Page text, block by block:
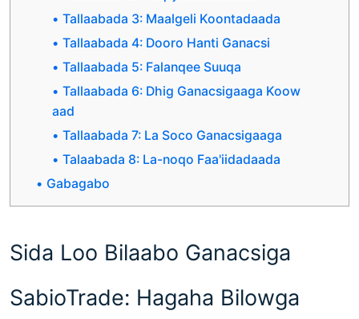
Tallaabada 3: Maalgeli Koontadaada
Tallaabada 4: Dooro Hanti Ganacsi
Tallaabada 5: Falanqee Suuqa
Tallaabada 6: Dhig Ganacsigaaga Koow
aad
Tallaabada 7: La Soco Ganacsigaaga
Talaabada 8: La-noqo Faa'iidadaada
Gabagabo
Sida Loo Bilaabo Ganacsiga
SabioTrade: Hagaha Bilowga